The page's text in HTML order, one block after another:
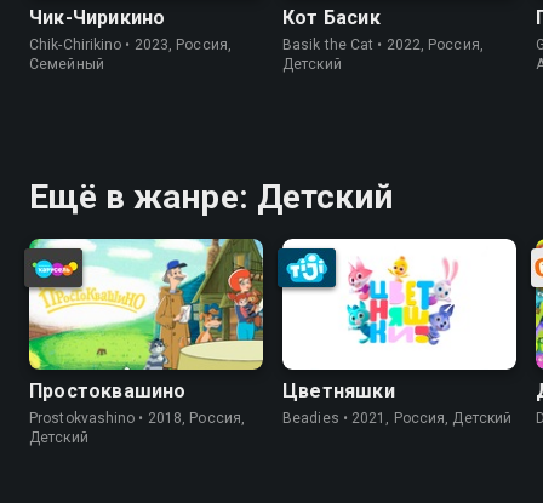
Чик-Чирикино
Chik-Chirikino • 2023, Россия,
Cемейный
Кот Басик
Basik the Cat • 2022, Россия,
Детский
Ещё в жанре: Детский
Простоквашино
Prostokvashino • 2018, Россия,
Детский
Цветняшки
Beadies • 2021, Россия, Детский